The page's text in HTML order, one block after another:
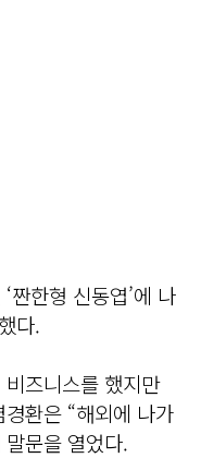
짠한형 신동엽’에 나
다.
즈니스를 했지만
환은 “해외에 나가
문을 열었다.